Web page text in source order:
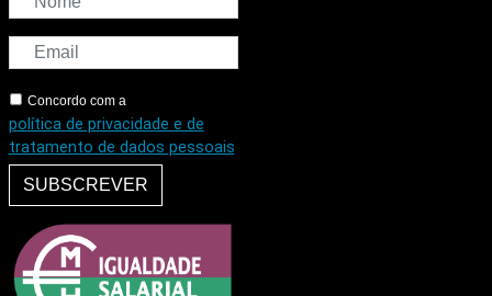
Concordo com a
política de privacidade e de
tratamento de dados pessoais
SUBSCREVER